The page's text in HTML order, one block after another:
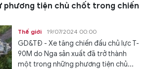
phương tiện chủ chốt trong chiến
Thế giới 19/07/2024 00:00
GD&TĐ - Xe tăng chiến đấu chủ lực T-
90M do Nga sản xuất đã trở thành
một trong những phương tiện chủ...